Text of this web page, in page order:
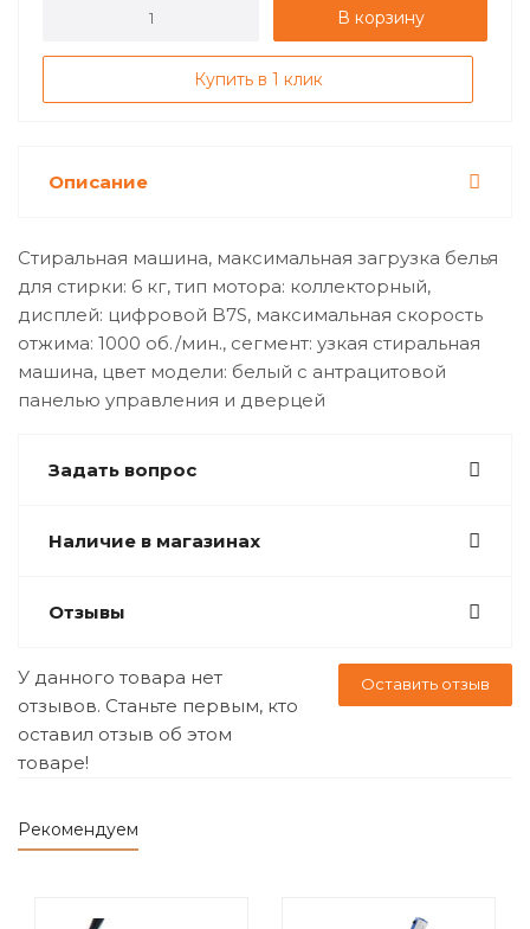
В корзину
Купить в 1 клик
Описание
Стиральная машина, максимальная загрузка белья
для стирки: 6 кг​, тип мотора: коллекторный​,
дисплей: цифровой B7S​, максимальная скорость
отжима: 1000 об./мин.​, сегмент: узкая стиральная
машина​, цвет модели: белый с антрацитовой
панелью управления и дверцей​
Задать вопрос
Наличие в магазинах
Отзывы
Оставить отзыв
У данного товара нет
отзывов. Станьте первым, кто
оставил отзыв об этом
товаре!
Рекомендуем